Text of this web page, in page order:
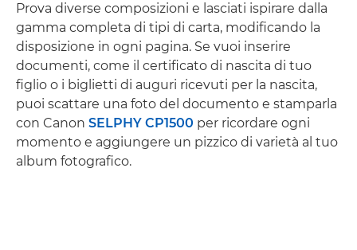
Prova diverse composizioni e lasciati ispirare dalla
gamma completa di tipi di carta, modificando la
disposizione in ogni pagina. Se vuoi inserire
documenti, come il certificato di nascita di tuo
figlio o i biglietti di auguri ricevuti per la nascita,
puoi scattare una foto del documento e stamparla
con Canon SELPHY CP1500 per ricordare ogni
momento e aggiungere un pizzico di varietà al tuo
album fotografico.